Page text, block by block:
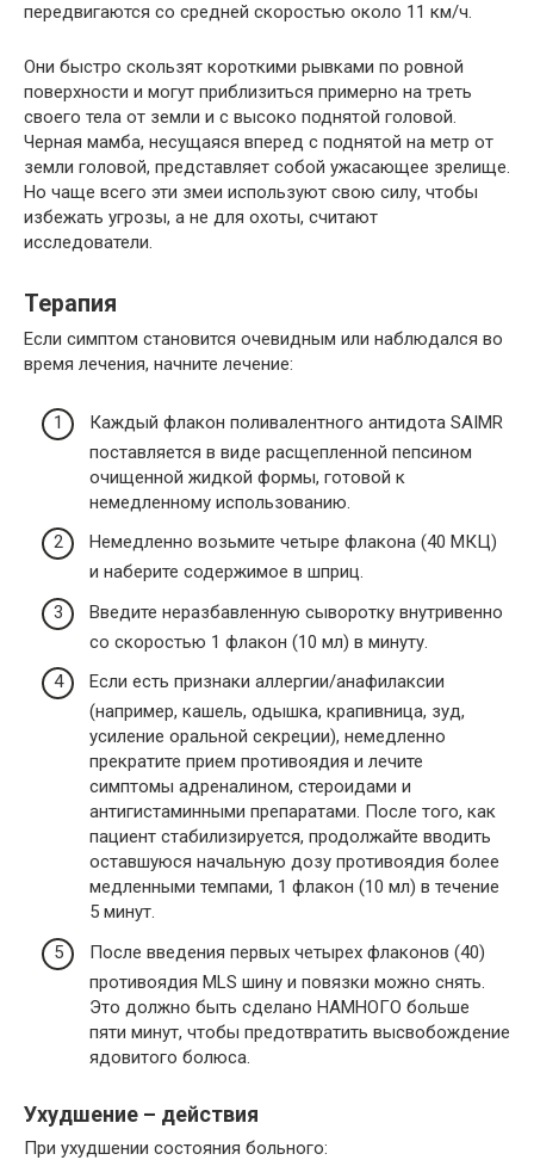
передвигаются со средней скоростью около 11 км/ч.
Они быстро скользят короткими рывками по ровной
поверхности и могут приблизиться примерно на треть
своего тела от земли и с высоко поднятой головой.
Черная мамба, несущаяся вперед с поднятой на метр от
земли головой, представляет собой ужасающее зрелище.
Но чаще всего эти змеи используют свою силу, чтобы
избежать угрозы, а не для охоты, считают
исследователи.
Терапия
Если симптом становится очевидным или наблюдался во
время лечения, начните лечение:
Каждый флакон поливалентного антидота SAIMR
поставляется в виде расщепленной пепсином
очищенной жидкой формы, готовой к
немедленному использованию.
Немедленно возьмите четыре флакона (40 МКЦ)
и наберите содержимое в шприц.
Введите неразбавленную сыворотку внутривенно
со скоростью 1 флакон (10 мл) в минуту.
Если есть признаки аллергии/анафилаксии
(например, кашель, одышка, крапивница, зуд,
усиление оральной секреции), немедленно
прекратите прием противоядия и лечите
симптомы адреналином, стероидами и
антигистаминными препаратами. После того, как
пациент стабилизируется, продолжайте вводить
оставшуюся начальную дозу противоядия более
медленными темпами, 1 флакон (10 мл) в течение
5 минут.
После введения первых четырех флаконов (40)
противоядия MLS шину и повязки можно снять.
Это должно быть сделано НАМНОГО больше
пяти минут, чтобы предотвратить высвобождение
ядовитого болюса.
Ухудшение – действия
При ухудшении состояния больного: